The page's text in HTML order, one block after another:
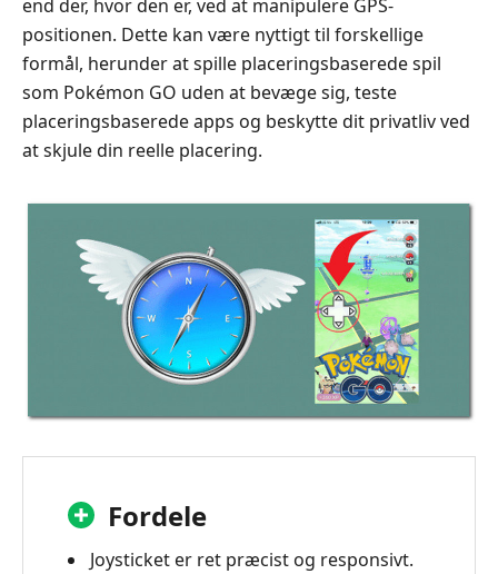
end der, hvor den er, ved at manipulere GPS-
positionen. Dette kan være nyttigt til forskellige
formål, herunder at spille placeringsbaserede spil
som Pokémon GO uden at bevæge sig, teste
placeringsbaserede apps og beskytte dit privatliv ved
at skjule din reelle placering.
Fordele
Joysticket er ret præcist og responsivt.